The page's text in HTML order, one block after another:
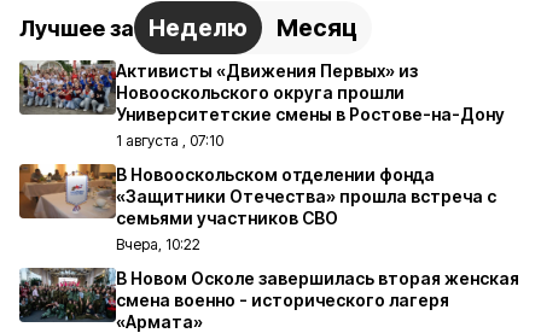
Лучшее за Неделю Месяц
Активисты «Движения Первых» из
Новооскольского округа прошли
Университетские смены в Ростове-на-Дону
1 августа , 07:10
В Новооскольском отделении фонда
«Защитники Отечества» прошла встреча с
семьями участников СВО
Вчера, 10:22
В Новом Осколе завершилась вторая женская
смена военно - исторического лагеря
«Армата»